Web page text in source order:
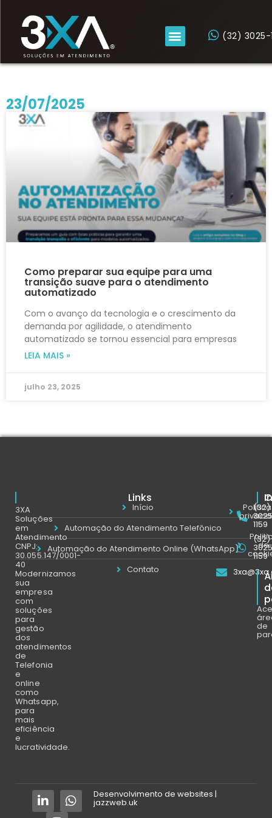
(32) 3025-
23/07/2025
Como preparar sua equipe para uma
transição suave para o atendimento
automatizado
Com o avanço da tecnologia e o crescimento da
demanda por agilidade, o atendimento
automatizado se tornou essencial para empresas
LEIA MAIS »
julho 23, 2025
3XA
Soluções
em
Atendimento
CNPJ:
30.055.147/0001-
40
Modernizamos
sua
empresa
com
soluções
para
gestão
dos
atendimentos
de
Telefonia
e
online
como
Whatsapp,
para
mais
eficiência
e
lucratividade.
Links
Início
Automação do Atendimento Telefônico
Automação do Atendimento Online (WhatsApp)
Contato
(32)
1159
(32)
1159
de
de
Desenvolvimento de websites |
jazzweb.uk